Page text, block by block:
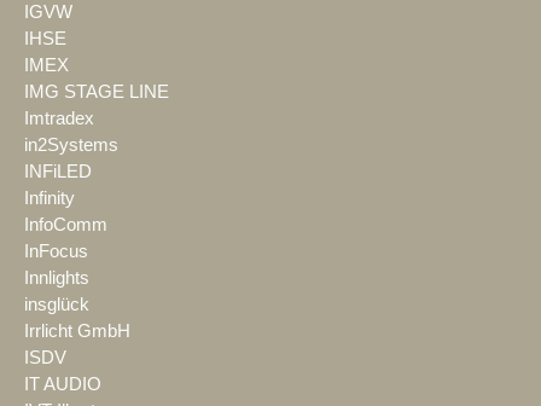
IGVW
IHSE
IMEX
IMG STAGE LINE
Imtradex
in2Systems
INFiLED
Infinity
InfoComm
InFocus
Innlights
insglück
Irrlicht GmbH
ISDV
IT AUDIO